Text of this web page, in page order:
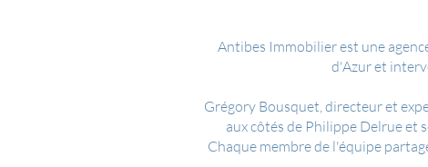
Antibes Immobilier est une
d'Azur et
Grégory Bousquet, directeur et
aux côtés de Philippe Delrue et
Chaque membre de l'équipe